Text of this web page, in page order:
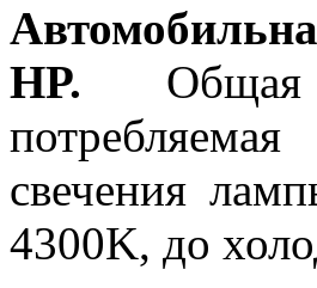
HP.
Общая
свечения
4300K, до